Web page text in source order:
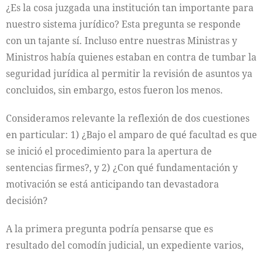
¿Es la cosa juzgada una institución tan importante para
nuestro sistema jurídico? Esta pregunta se responde
con un tajante sí. Incluso entre nuestras Ministras y
Ministros había quienes estaban en contra de tumbar la
seguridad jurídica al permitir la revisión de asuntos ya
concluidos, sin embargo, estos fueron los menos.
Consideramos relevante la reflexión de dos cuestiones
en particular: 1) ¿Bajo el amparo de qué facultad es que
se inició el procedimiento para la apertura de
sentencias firmes?, y 2) ¿Con qué fundamentación y
motivación se está anticipando tan devastadora
decisión?
A la primera pregunta podría pensarse que es
resultado del comodín judicial, un expediente varios,